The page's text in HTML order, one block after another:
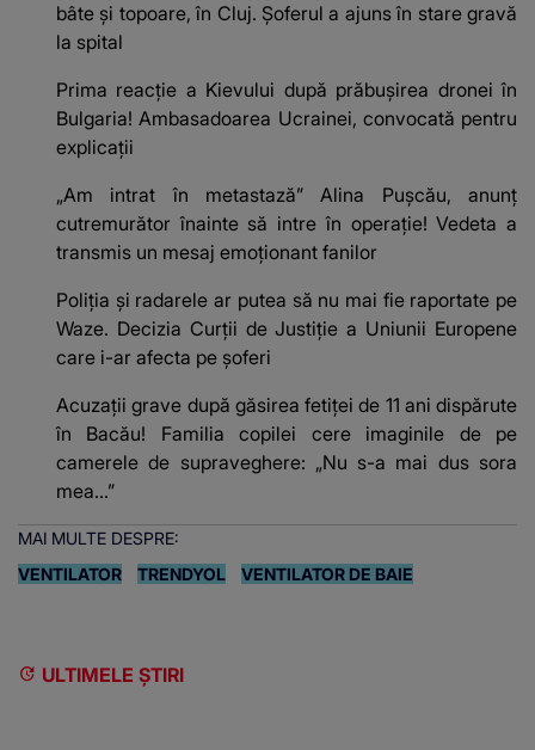
bâte și topoare, în Cluj. Șoferul a ajuns în stare gravă
la spital
Prima reacție a Kievului după prăbușirea dronei în
Bulgaria! Ambasadoarea Ucrainei, convocată pentru
explicații
„Am intrat în metastază” Alina Pușcău, anunț
cutremurător înainte să intre în operație! Vedeta a
transmis un mesaj emoționant fanilor
Poliţia şi radarele ar putea să nu mai fie raportate pe
Waze. Decizia Curţii de Justiție a Uniunii Europene
care i-ar afecta pe şoferi
Acuzații grave după găsirea fetiței de 11 ani dispărute
în Bacău! Familia copilei cere imaginile de pe
camerele de supraveghere: „Nu s-a mai dus sora
mea...”
MAI MULTE DESPRE:
VENTILATOR
TRENDYOL VENTILATOR DE BAIE
ULTIMELE ȘTIRI